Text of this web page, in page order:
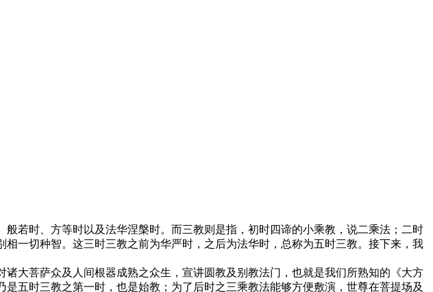
若时、方等时以及法华涅槃时。而三教则是指，初时四谛的小乘教，说二乘法；二时
一切种智。这三时三教之前为华严时，之后为法华时，总称为五时三教。接下来，我
大菩萨众及人间根器成熟之众生，宣讲圆教及别教法门，也就是我们所熟知的《大方
五时三教之第一时，也是始教；为了后时之三乘教法能够方便敷演，世尊在菩提场及